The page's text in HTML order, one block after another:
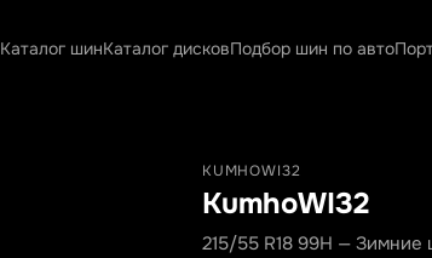
Каталог шинКаталог дисковПодбор шин по авто
KUMHOWI32
KumhoWI32
215/55 R18 99H —